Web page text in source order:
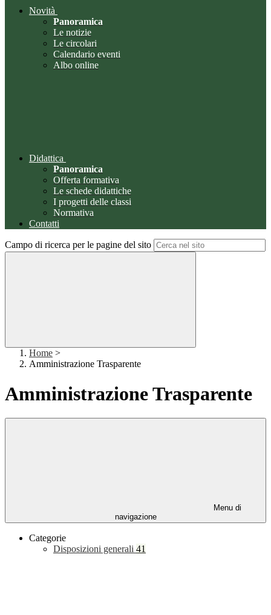
Novità
Panoramica
Le notizie
Le circolari
Calendario eventi
Albo online
Didattica
Panoramica
Offerta formativa
Le schede didattiche
I progetti delle classi
Normativa
Contatti
Campo di ricerca per le pagine del sito
Home >
Amministrazione Trasparente
Amministrazione Trasparente
Menu di
navigazione
Categorie
Disposizioni generali 41